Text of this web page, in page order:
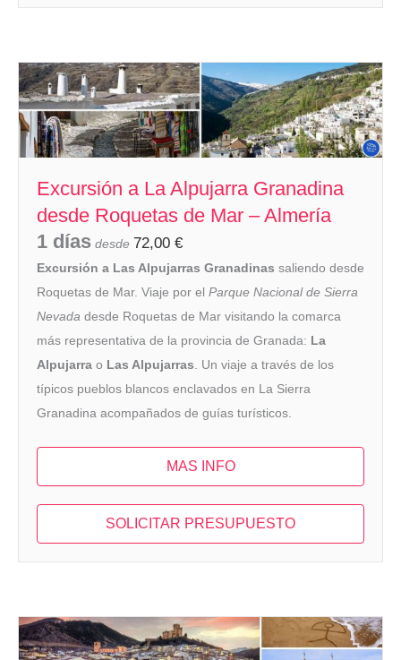
Excursión a La Alpujarra Granadina
desde Roquetas de Mar – Almería
1 días desde 72,00 €
Excursión a Las Alpujarras Granadinas saliendo desde
Roquetas de Mar. Viaje por el Parque Nacional de Sierra
Nevada desde Roquetas de Mar visitando la comarca
más representativa de la provincia de Granada: La
Alpujarra o Las Alpujarras . Un viaje a través de los
típicos pueblos blancos enclavados en La Sierra
Granadina acompañados de guías turísticos.
MAS INFO
SOLICITAR PRESUPUESTO